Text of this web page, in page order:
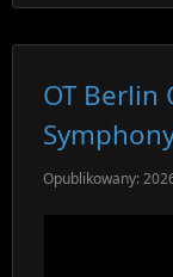
OT Berlin
Opublikowany: